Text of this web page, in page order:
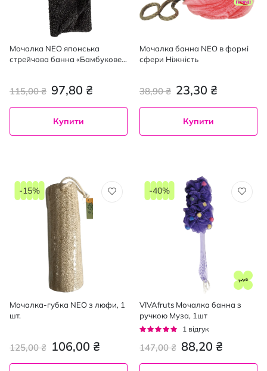
Мочалка NEO японська
стрейчова банна «Бамбукове
97,80 ₴
115,00 ₴
Купити
Мочалка банна NEO в формі
сфери Ніжність
23,30 ₴
38,90 ₴
Купити
Мочалка-губка NEO з люфи, 1
шт.
106,00 ₴
125,00 ₴
-15%
VIVAfruts Мочалка банна з
ручкою Муза, 1шт
Рейтинг:
1 відгук
88,20 ₴
147,00 ₴
-40%